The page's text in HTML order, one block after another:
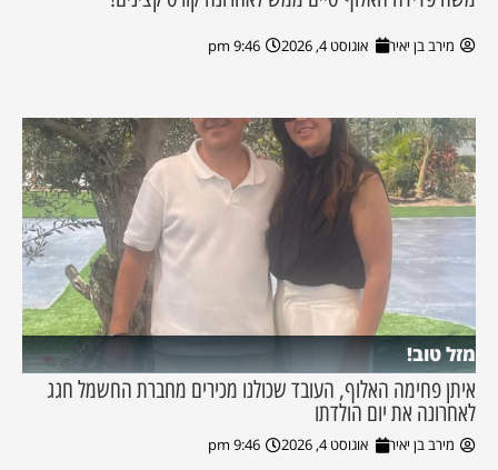
מירב בן יאיר אוגוסט 4, 2026 9:46 pm
מזל טוב!
איתן פחימה האלוף, העובד שכולנו מכירים מחברת החשמל חגג
לאחרונה את יום הולדתו
מירב בן יאיר אוגוסט 4, 2026 9:46 pm